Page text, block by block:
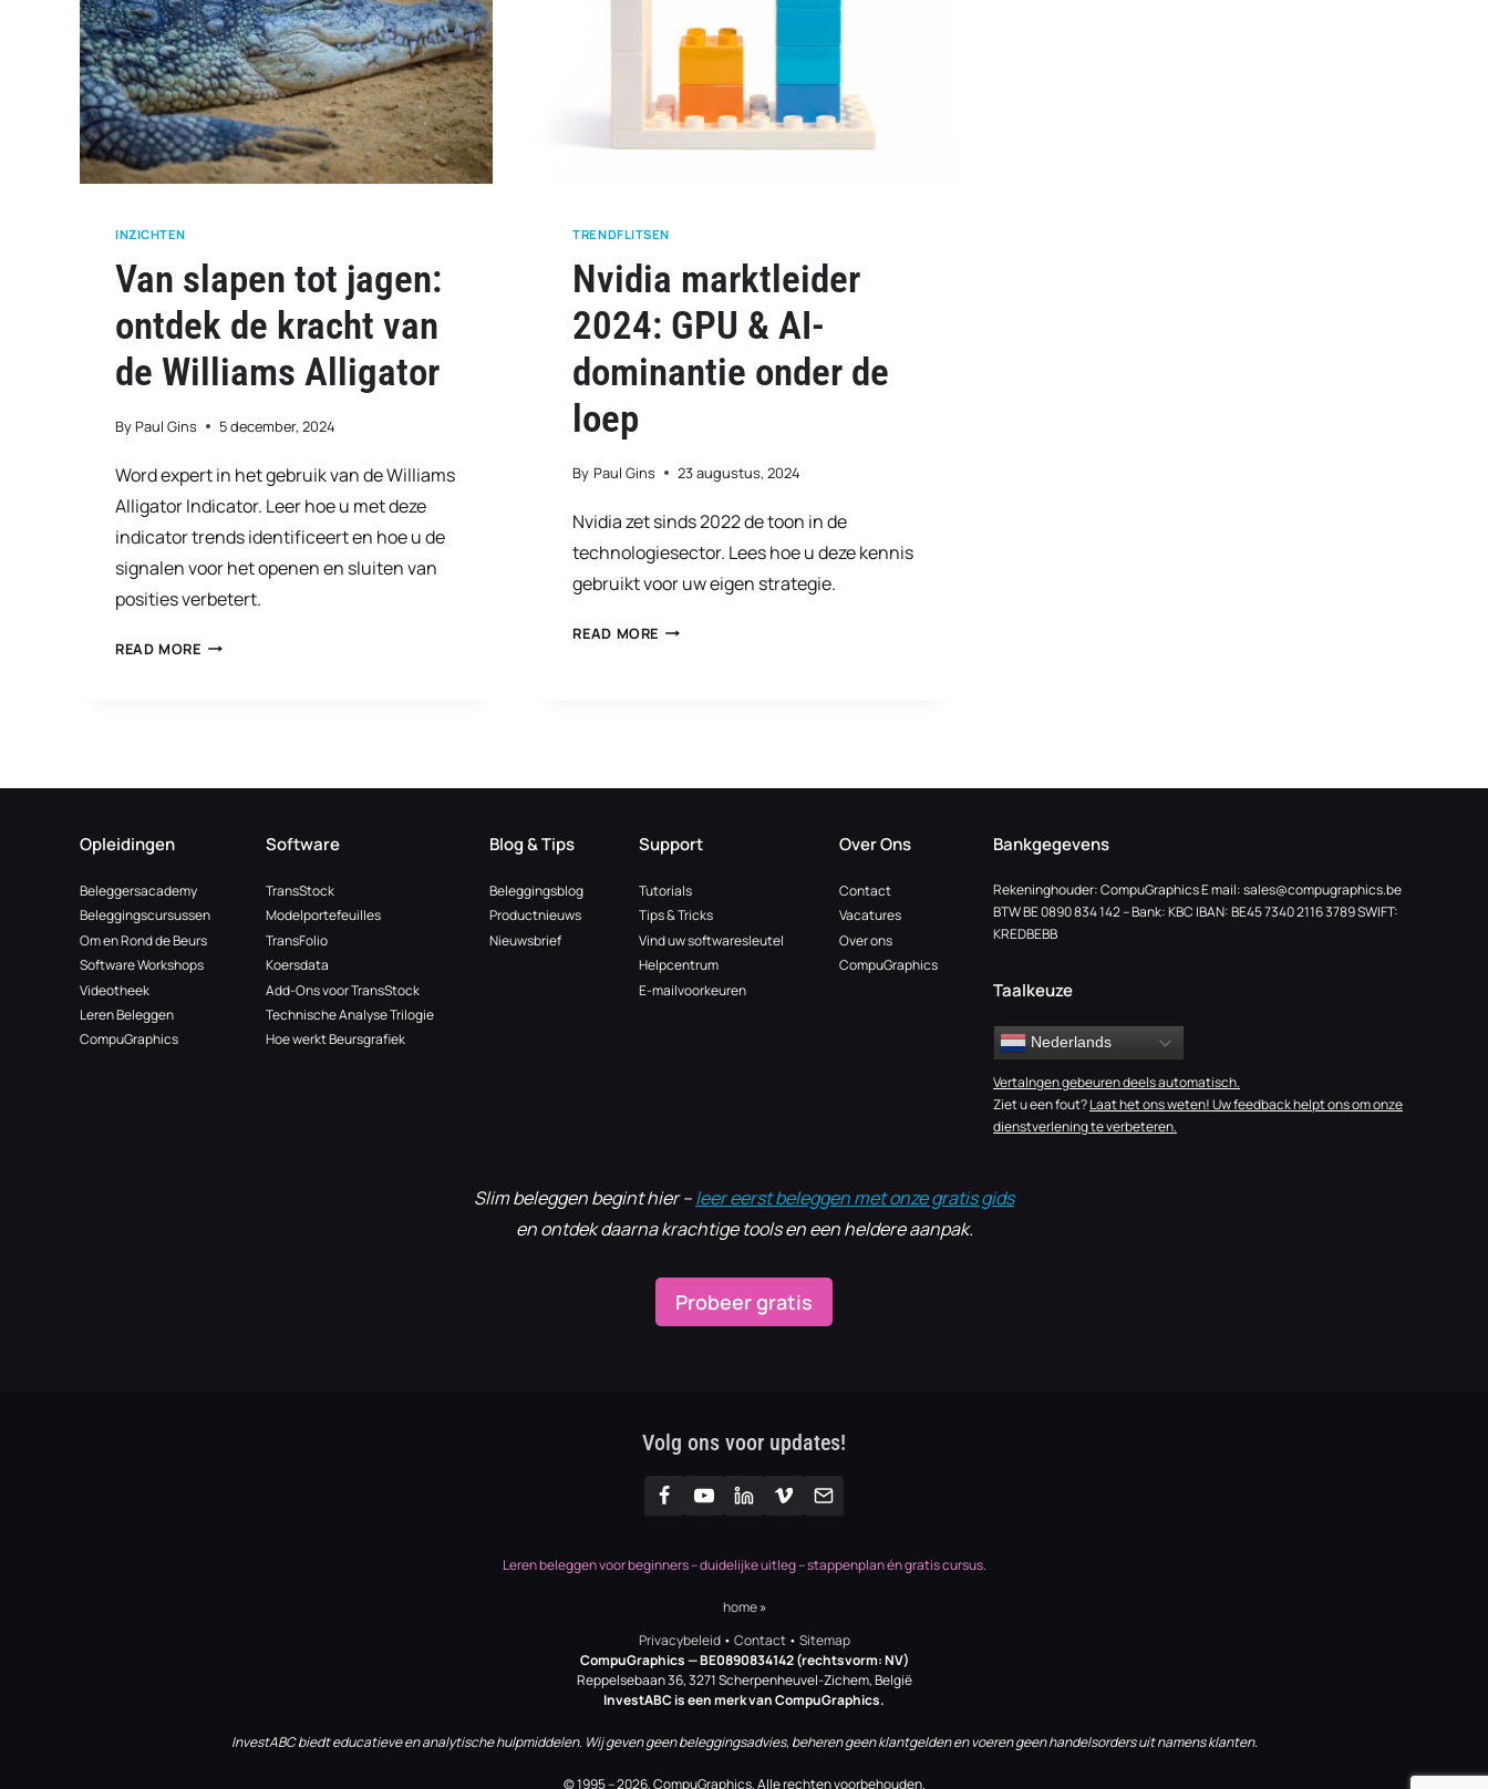
INZICHTEN
Van slapen tot jagen:
ontdek de kracht van
de Williams Alligator
ByPaul Gins 5 december, 2024
Word expert in het gebruik van de Williams
Alligator Indicator. Leer hoe u met deze
indicator trends identificeert en hoe u de
signalen voor het openen en sluiten van
posities verbetert.
READ MOREVAN
WILLIAMS
ALLIGATOR
TRENDFLITSEN
Nvidia marktleider
2024: GPU & AI-
dominantie onder de
loep
By Paul Gins 23 augustus, 2024
Nvidia zet sinds 2022 de toon in de
technologiesector. Lees hoe u deze kennis
gebruikt voor uw eigen strategie.
READ MORE NVIDIA
AI-
ONDER
LOEP
Opleidingen
Beleggersacademy
Beleggingscursussen
Om en Rond de Beurs
Software Workshops
Videotheek
Leren Beleggen
CompuGraphics
Software
TransStock
Modelportefeuilles
TransFolio
Koersdata
Add-Ons voor TransStock
Technische Analyse Trilogie
Hoe werkt Beursgrafiek
Blog & Tips
Beleggingsblog
Productnieuws
Nieuwsbrief
Support
Tutorials
Tips & Tricks
Vind uw softwaresleutel
Helpcentrum
E-mailvoorkeuren
Over Ons
Contact
Vacatures
Over ons
CompuGraphics
Bankgegevens
Rekeninghouder: CompuGraphics E mail:sales@compugraphics.be
BTW BE 0890 834 142 – Bank: KBC IBAN: BE45 7340 2116 3789 SWIFT:
KREDBEBB
Taalkeuze
Nederlands
Vertalngen gebeuren deels automatisch.
Ziet u een fout?Laat het ons weten! Uw feedback helpt ons om onze
dienstverlening te verbeteren.
Slim beleggen begint hier –leer eerst beleggen met onze gratis gids
en ontdek daarna krachtige tools en een heldere aanpak.
Probeer gratis
Volg ons voor updates!
Leren beleggen voor beginners – duidelijke uitleg – stappenplan én gratis cursus.
home»
Privacybeleid • Contact• Sitemap
CompuGraphics— BE0890834142 (rechtsvorm: NV)
Reppelsebaan 36, 3271 Scherpenheuvel-Zichem, België
InvestABC is een merk van CompuGraphics.
InvestABC biedt educatieve en analytische hulpmiddelen. Wij geven geen beleggingsadvies, beheren geen klantgelden en voeren geen handelsorders uit namens klanten.
© 1995 – 2026, CompuGraphics, Alle rechten voorbehouden.